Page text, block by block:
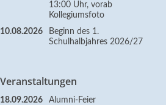
13:00 Uhr, vorab
Kollegiumsfoto
10.08.2026
Beginn des 1.
Schulhalbjahres 2026/27
Veranstaltungen
18.09.2026 Alumni-Feier